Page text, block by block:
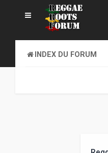
INDEX DU FORUM